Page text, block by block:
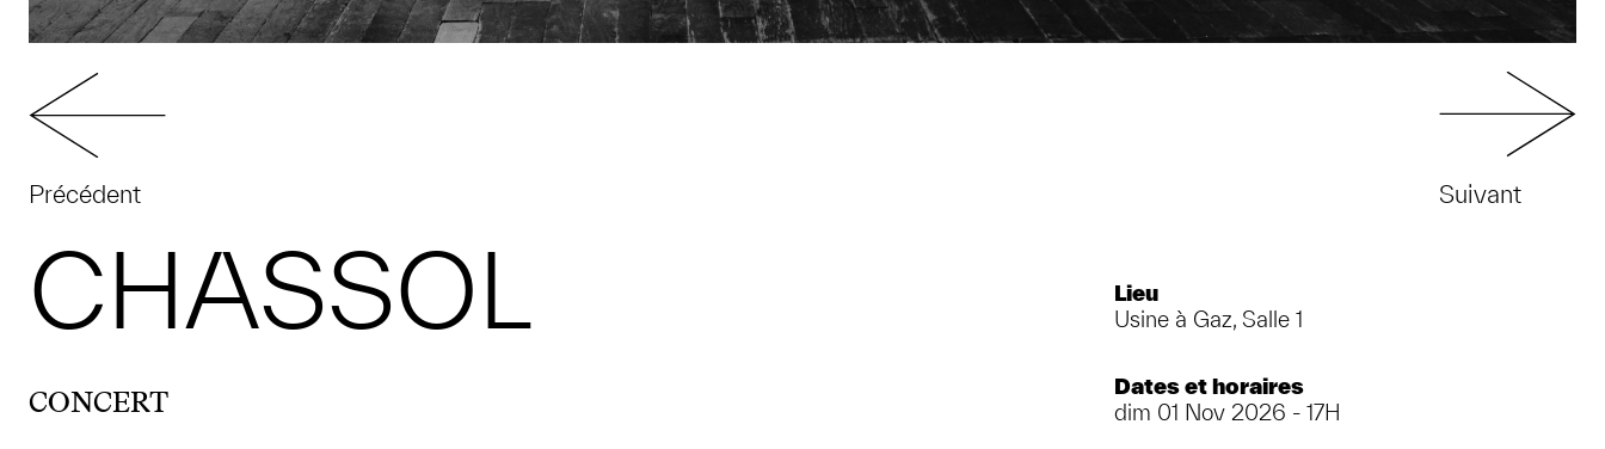
Précédent Suivant
CHASSOL
CONCERT
Lieu
Usine à Gaz, Salle 1
Dates et horaires
dim 01 Nov 2026 - 17H